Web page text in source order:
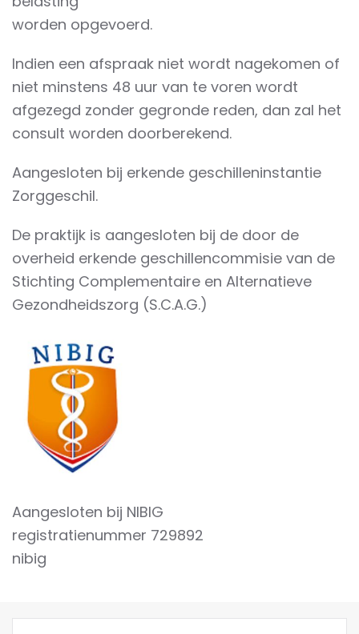
worden opgevoerd.
Indien een afspraak niet wordt nagekomen of
niet minstens 48 uur van te voren wordt
afgezegd zonder gegronde reden, dan zal het
consult worden doorberekend.
Aangesloten bij erkende geschilleninstantie
Zorggeschil.
De praktijk is aangesloten bij de door de
overheid erkende geschillencommisie van de
Stichting Complementaire en Alternatieve
Gezondheidszorg (S.C.A.G.)
Aangesloten bij NIBIG
registratienummer 729892
nibig